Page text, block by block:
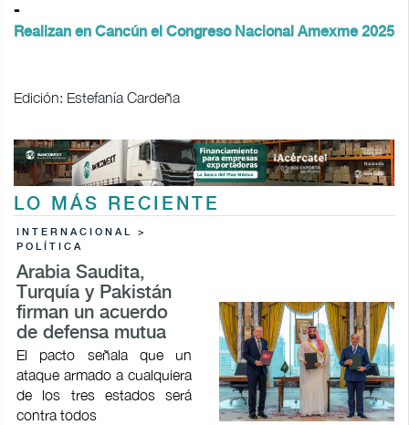
-
Realizan en Cancún el Congreso Nacional Amexme 2025
Edición: Estefanía Cardeña
LO MÁS RECIENTE
INTERNACIONAL >
POLÍTICA
Arabia Saudita,
Turquía y Pakistán
firman un acuerdo
de defensa mutua
El pacto señala que un
ataque armado a cualquiera
de los tres estados será
contra todos